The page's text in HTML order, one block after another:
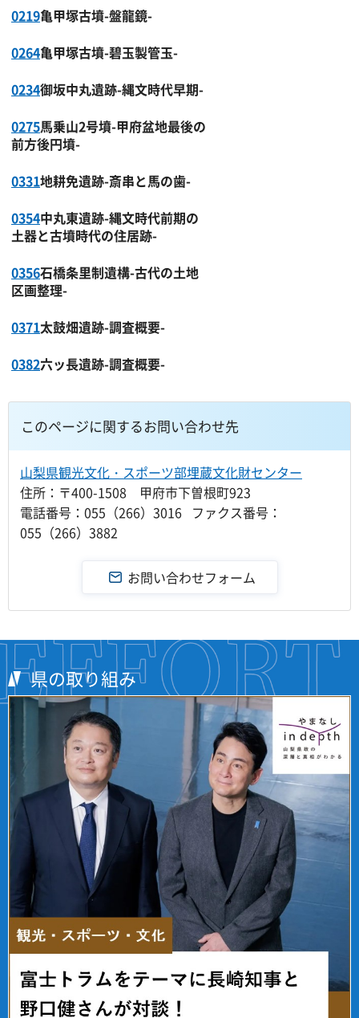
0219亀甲塚古墳-盤龍鏡-
0264亀甲塚古墳-碧玉製管玉-
0234御坂中丸遺跡-縄文時代早期-
0275馬乗山2号墳-甲府盆地最後の
前方後円墳-
0331地耕免遺跡-斎串と馬の歯-
0354中丸東遺跡-縄文時代前期の
土器と古墳時代の住居跡-
0356石橋条里制遺構-古代の土地
区画整理-
0371太鼓畑遺跡-調査概要-
0382六ッ長遺跡-調査概要-
このページに関するお問い合わせ先
山梨県観光文化・スポーツ部埋蔵文化財センター
住所：〒400-1508 甲府市下曽根町923
電話番号：055（266）3016 ファクス番号：
055（266）3882
県の取り組み